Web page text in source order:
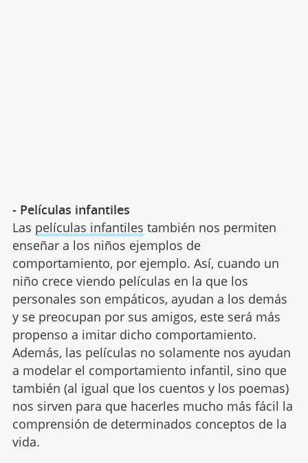
- Películas infantiles
Las películas infantiles también nos permiten
enseñar a los niños ejemplos de
comportamiento, por ejemplo. Así, cuando un
niño crece viendo películas en la que los
personales son empáticos, ayudan a los demás
y se preocupan por sus amigos, este será más
propenso a imitar dicho comportamiento.
Además, las películas no solamente nos ayudan
a modelar el comportamiento infantil, sino que
también (al igual que los cuentos y los poemas)
nos sirven para que hacerles mucho más fácil la
comprensión de determinados conceptos de la
vida.